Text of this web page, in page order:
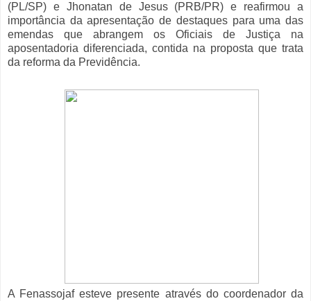
(PL/SP) e Jhonatan de Jesus (PRB/PR) e reafirmou a
importância da apresentação de destaques para uma das
emendas que abrangem os Oficiais de Justiça na
aposentadoria diferenciada, contida na proposta que trata
da reforma da Previdência.
A Fenassojaf esteve presente através do coordenador da